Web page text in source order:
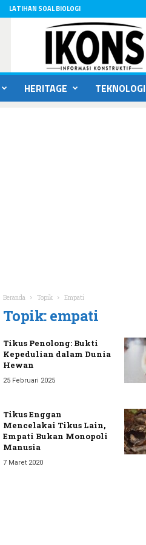
LATIHAN SOAL BIOLOGI
HERITAGE TEKNOLOGI
Beranda Topik Empati
Topik: empati
Tikus Penolong: Bukti
Kepedulian dalam Dunia
Hewan
25 Februari 2025
Tikus Enggan
Mencelakai Tikus Lain,
Empati Bukan Monopoli
Manusia
7 Maret 2020